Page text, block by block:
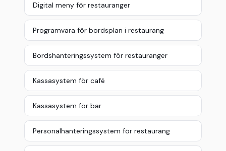
Digital meny för restauranger
Programvara för bordsplan i restaurang
Bordshanteringssystem för restauranger
Kassasystem för café
Kassasystem för bar
Personalhanteringssystem för restaurang